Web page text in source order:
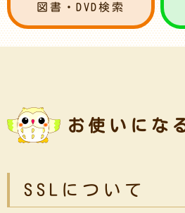
図書・DVD検索
お使いにな
SSLについて